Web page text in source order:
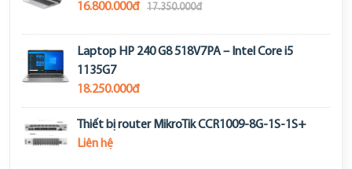
16.800.000đ
17.350.000đ
Laptop HP 240 G8 518V7PA – Intel Core i5
1135G7
18.250.000đ
Thiết bị router MikroTik CCR1009-8G-1S-1S+
Liên hệ